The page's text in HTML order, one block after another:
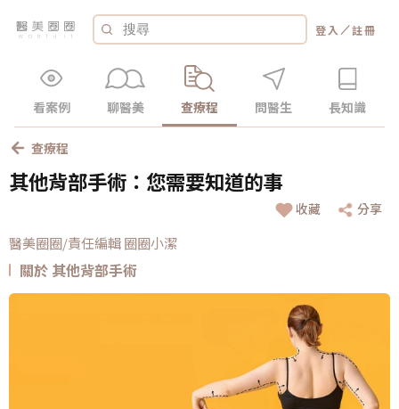
登入 ／註冊
看案例 聊醫美 查療程 問醫生 長知識
查療程
其他背部手術：您需要知道的事
收藏 分享
醫美圈圈/責任編輯 圈圈小潔
關於 其他背部手術